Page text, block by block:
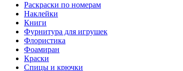
Раскраски по номерам
Наклейки
Книги
Фурнитура для игрушек
Флористика
Фоамиран
Краски
Спицы и крючки